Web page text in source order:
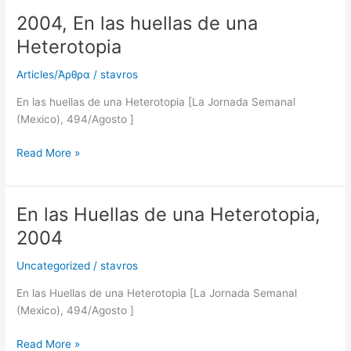
2004, En las huellas de una
Heterotopia
Articles/Άρθρα /stavros
En las huellas de una Heterotopia [La Jornada Semanal
(Mexico), 494/Agosto ]
Read More »
En las Huellas de una Heterotopia,
2004
Uncategorized /stavros
En las Huellas de una Heterotopia [La Jornada Semanal
(Mexico), 494/Agosto ]
En
las
Huellas
de
Heterotopia,
2004
Read More »